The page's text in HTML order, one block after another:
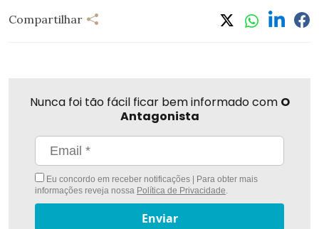
Compartilhar
Nunca foi tão fácil ficar bem informado com O
Antagonista
Eu concordo em receber notificações | Para obter mais
informações reveja nossa Política de Privacidade.
Enviar